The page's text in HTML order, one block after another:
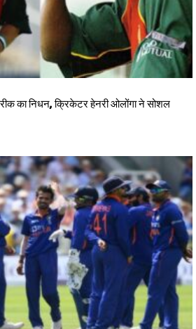
का निधन, क्रिकेटर हेनरी ओलोंगा ने सोशल